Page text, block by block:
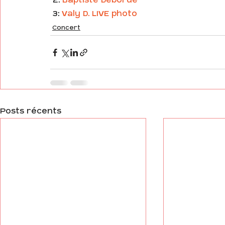
3: Valy D. LIVE photo
Concert
Posts récents